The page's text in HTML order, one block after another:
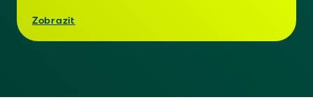
Zobrazit